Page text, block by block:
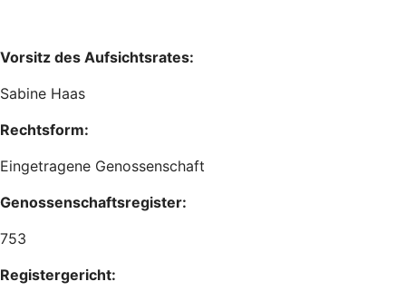
Vorsitz des Aufsichtsrates:
Sabine Haas
Rechtsform:
Eingetragene Genossenschaft
Genossenschaftsregister:
753
Registergericht: